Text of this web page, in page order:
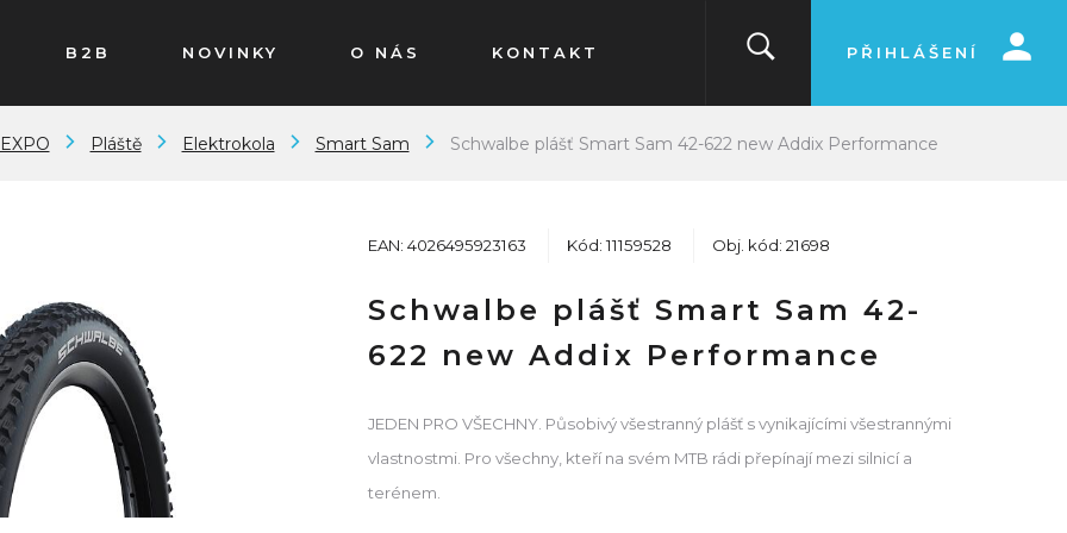
B2B NOVINKY O NÁS KONTAKT PŘIHLÁŠENÍ
Pláště Elektrokola Smart Sam Schwalbe plášť Smart Sam 42-622 new Addix Performance
EAN: 4026495923163 Kód: 11159528 Obj. kód: 21698
Schwalbe plášť Smart Sam 42-
622 new Addix Performance
JEDEN PRO VŠECHNY. Působivý všestranný plášť s vynikajícími všestrannými
vlastnostmi. Pro všechny, kteří na svém MTB rádi přepínají mezi silnicí a
terénem.